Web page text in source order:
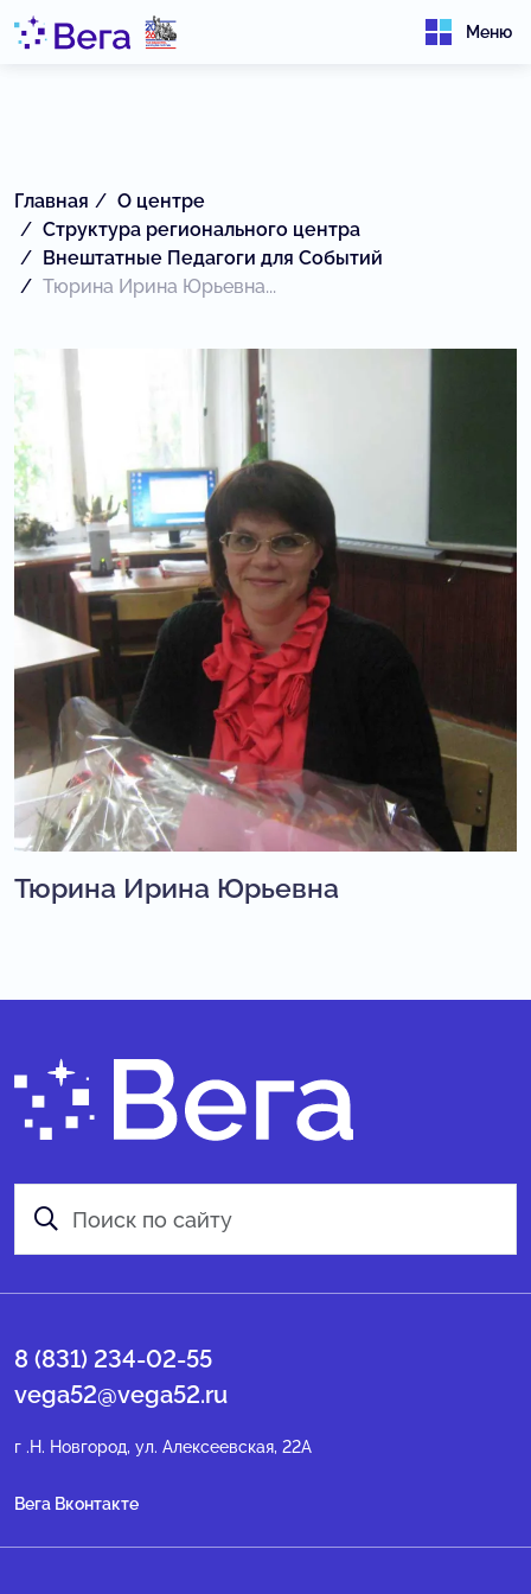
Меню
Главная
О центре
Структура регионального центра
Внештатные Педагоги для Событий
Тюрина Ирина Юрьевна...
Тюрина Ирина Юрьевна
8 (831) 234-02-55
vega52@vega52.ru
г .Н. Новгород, ул. Алексеевская, 22А
Вега Вконтакте